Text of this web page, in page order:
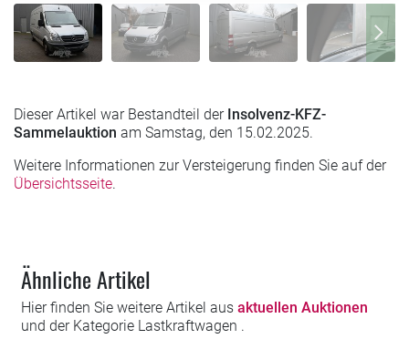
Dieser Artikel war Bestandteil der Insolvenz-KFZ-
Sammelauktion am Samstag, den 15.02.2025.
Weitere Informationen zur Versteigerung finden Sie auf der
Übersichtsseite.
Ähnliche Artikel
Hier finden Sie weitere Artikel aus aktuellen Auktionen
und der Kategorie Lastkraftwagen .